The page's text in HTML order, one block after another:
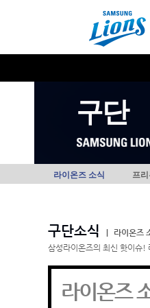
구단
라이온즈 소식 프
구단소식
라이온즈
삼성라이온즈의 최신 핫이슈!
라이온즈